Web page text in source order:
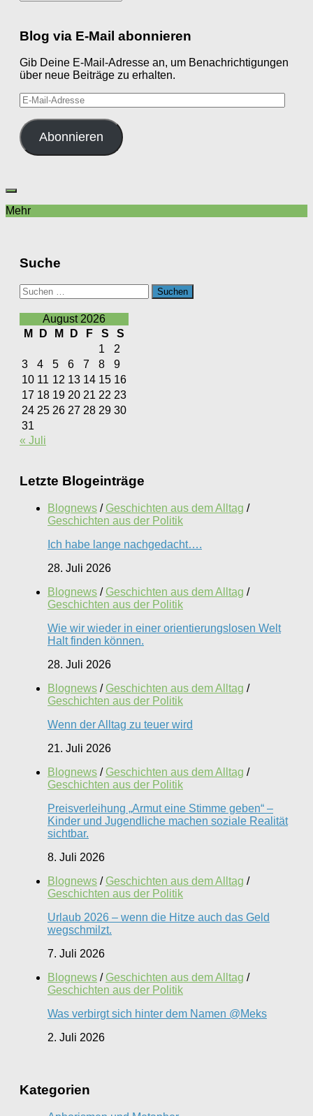
Blog via E-Mail abonnieren
Gib Deine E-Mail-Adresse an, um Benachrichtigungen
über neue Beiträge zu erhalten.
E-
Mail-
Adresse
Abonnieren
Mehr
Suche
Suchen
nach:
August 2026
M
D M D F S
S
1
2
3
4 5 6 7 8
9
10 11 12 13 14 15 16
17 18 19 20 21 22 23
24 25 26 27 28 29 30
31
« Juli
Letzte Blogeinträge
Blognews / Geschichten aus dem Alltag /
Geschichten aus der Politik
Ich habe lange nachgedacht….
28. Juli 2026
Blognews / Geschichten aus dem Alltag /
Geschichten aus der Politik
Wie wir wieder in einer orientierungslosen Welt
Halt finden können.
28. Juli 2026
Blognews / Geschichten aus dem Alltag /
Geschichten aus der Politik
Wenn der Alltag zu teuer wird
21. Juli 2026
Blognews / Geschichten aus dem Alltag /
Geschichten aus der Politik
Preisverleihung „Armut eine Stimme geben“ –
Kinder und Jugendliche machen soziale Realität
sichtbar.
8. Juli 2026
Blognews / Geschichten aus dem Alltag /
Geschichten aus der Politik
Urlaub 2026 – wenn die Hitze auch das Geld
wegschmilzt.
7. Juli 2026
Blognews / Geschichten aus dem Alltag /
Geschichten aus der Politik
Was verbirgt sich hinter dem Namen @Meks
2. Juli 2026
Kategorien